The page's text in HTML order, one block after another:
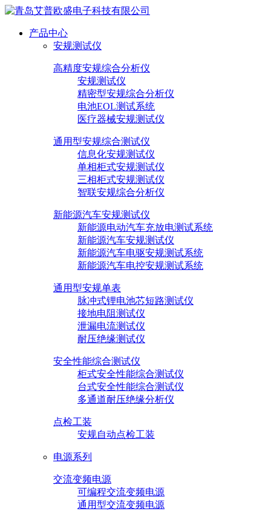
产品中心
安规测试仪
高精度安规综合分析仪
安规测试仪
精密型安规综合分析仪
电池EOL测试系统
医疗器械安规测试仪
通用型安规综合测试仪
信息化安规测试仪
单相柜式安规测试仪
三相柜式安规测试仪
智联安规综合分析仪
新能源汽车安规测试仪
新能源电动汽车充放电测试系统
新能源汽车安规测试仪
新能源汽车电驱安规测试系统
新能源汽车电控安规测试系统
通用型安规单表
脉冲式锂电池芯短路测试仪
接地电阻测试仪
泄漏电流测试仪
耐压绝缘测试仪
安全性能综合测试仪
柜式安全性能综合测试仪
台式安全性能综合测试仪
多通道耐压绝缘分析仪
点检工装
安规自动点检工装
电源系列
交流变频电源
可编程交流变频电源
通用型交流变频电源